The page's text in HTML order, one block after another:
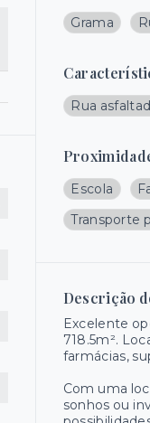
Grama
Rua
Escola
Transporte
Descrição
Excelente
718.5m².
farmácias,
Com uma
sonhos ou